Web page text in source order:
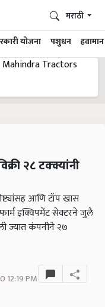
योजना पशुधन हवामान
मराठी
२८ टक्क्यांनी
आणि टॉप खास
फार्म इक्विपमेंट सेक्टरने जुलै
ज्यात कंपनीने २७
PM